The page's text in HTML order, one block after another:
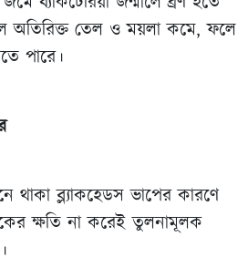
অতিরিক্ত তেল ও ময়লা কমে, ফলে
পারে।
থাকা ব্ল্যাকহেডস ভাপের কারণে
ক্ষতি না করেই তুলনামূলক